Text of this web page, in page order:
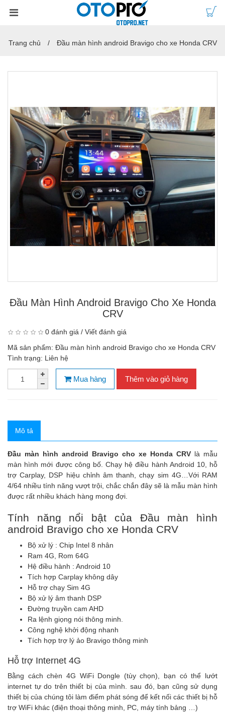
Trang chủ Đầu màn hình android Bravigo cho xe Honda CRV
Đầu Màn Hình Android Bravigo Cho Xe Honda
CRV
0 đánh giá / Viết đánh giá
Mã sản phẩm: Đầu màn hình android Bravigo cho xe Honda CRV
Tình trạng: Liên hệ
Mua hàng Thêm vào giỏ hàng
Mô tả
Đầu màn hình android Bravigo cho xe Honda CRV là mẫu
màn hình mới được công bố. Chạy hệ điều hành Android 10, hỗ
trợ Carplay, DSP hiệu chỉnh âm thanh, chạy sim 4G…Với RAM
4/64 nhiều tính năng vượt trội, chắc chắn đây sẽ là mẫu màn hình
được rất nhiều khách hàng mong đợi.
Tính năng nổi bật của Đầu màn hình
android Bravigo cho xe Honda CRV
Bộ xử lý : Chip Intel 8 nhân
Ram 4G, Rom 64G
Hệ điều hành : Android 10
Tích hợp Carplay không dây
Hỗ trợ chạy Sim 4G
Bộ xử lý âm thanh DSP
Đường truyền cam AHD
Ra lệnh giọng nói thông minh.
Công nghệ khởi động nhanh
Tích hợp trợ lý ảo Bravigo thông minh
Hỗ trợ Internet 4G
Bằng cách chèn 4G WiFi Dongle (tùy chọn), bạn có thể lướt
internet tự do trên thiết bị của mình. sau đó, bạn cũng sử dụng
thiết bị của chúng tôi làm điểm phát sóng để kết nối các thiết bị hỗ
trợ WiFi khác (điện thoại thông minh, PC, máy tính bảng …)